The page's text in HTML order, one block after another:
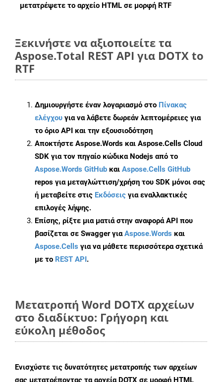
μετατρέψετε το αρχείο HTML σε μορφή RTF
Ξεκινήστε να αξιοποιείτε τα
Aspose.Total REST API για DOTX to
RTF
Δημιουργήστε έναν λογαριασμό στο Πίνακας
ελέγχου για να λάβετε δωρεάν λεπτομέρειες για
το όριο API και την εξουσιοδότηση
Αποκτήστε Aspose.Words και Aspose.Cells Cloud
SDK για τον πηγαίο κώδικα Nodejs από το
Aspose.Words GitHub και Aspose.Cells GitHub
repos για μεταγλώττιση/χρήση του SDK μόνοι σας
ή μεταβείτε στις Εκδόσεις για εναλλακτικές
επιλογές λήψης.
Επίσης, ρίξτε μια ματιά στην αναφορά API που
βασίζεται σε Swagger γιαAspose.Words και
Aspose.Cells για να μάθετε περισσότερα σχετικά
με το REST API.
Μετατροπή Word DOTX αρχείων
στο διαδίκτυο: Γρήγορη και
εύκολη μέθοδος
Ενισχύστε τις δυνατότητες μετατροπής των αρχείων
σας μετατρέποντας τα αρχεία DOTX σε μορφή HTML